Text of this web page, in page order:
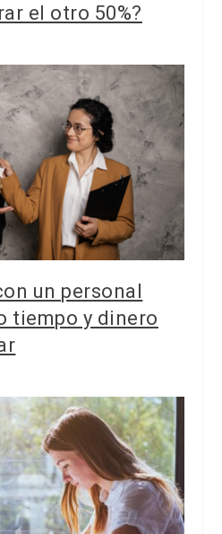
el otro 50%?
un personal
tiempo y dinero